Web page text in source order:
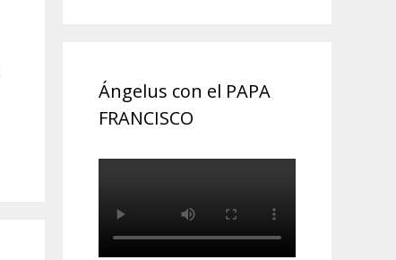
Ángelus con el PAPA
FRANCISCO